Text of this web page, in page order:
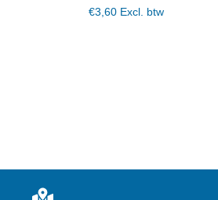
€3,60 Excl. btw